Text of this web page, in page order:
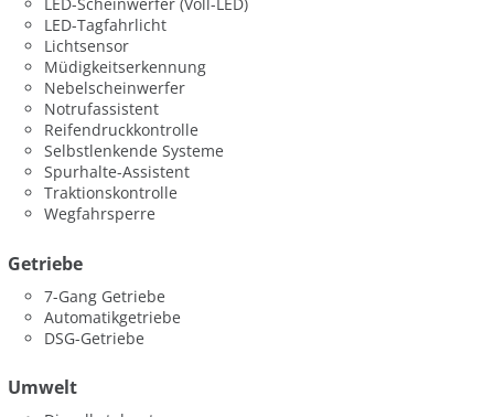
LED-Scheinwerfer (Voll-LED)
LED-Tagfahrlicht
Lichtsensor
Müdigkeitserkennung
Nebelscheinwerfer
Notrufassistent
Reifendruckkontrolle
Selbstlenkende Systeme
Spurhalte-Assistent
Traktionskontrolle
Wegfahrsperre
Getriebe
7-Gang Getriebe
Automatikgetriebe
DSG-Getriebe
Umwelt